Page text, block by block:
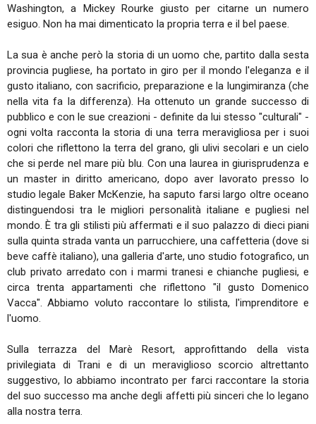
Washington, a Mickey Rourke giusto per citarne un numero
esiguo. Non ha mai dimenticato la propria terra e il bel paese.
La sua è anche però la storia di un uomo che, partito dalla sesta
provincia pugliese, ha portato in giro per il mondo l'eleganza e il
gusto italiano, con sacrificio, preparazione e la lungimiranza (che
nella vita fa la differenza). Ha ottenuto un grande successo di
pubblico e con le sue creazioni - definite da lui stesso "culturali" -
ogni volta racconta la storia di una terra meravigliosa per i suoi
colori che riflettono la terra del grano, gli ulivi secolari e un cielo
che si perde nel mare più blu. Con una laurea in giurisprudenza e
un master in diritto americano, dopo aver lavorato presso lo
studio legale Baker McKenzie, ha saputo farsi largo oltre oceano
distinguendosi tra le migliori personalità italiane e pugliesi nel
mondo. È tra gli stilisti più affermati e il suo palazzo di dieci piani
sulla quinta strada vanta un parrucchiere, una caffetteria (dove si
beve caffè italiano), una galleria d'arte, uno studio fotografico, un
club privato arredato con i marmi tranesi e chianche pugliesi, e
circa trenta appartamenti che riflettono "il gusto Domenico
Vacca". Abbiamo voluto raccontare lo stilista, l'imprenditore e
l'uomo.
Sulla terrazza del Marè Resort, approfittando della vista
privilegiata di Trani e di un meraviglioso scorcio altrettanto
suggestivo, lo abbiamo incontrato per farci raccontare la storia
del suo successo ma anche degli affetti più sinceri che lo legano
alla nostra terra.